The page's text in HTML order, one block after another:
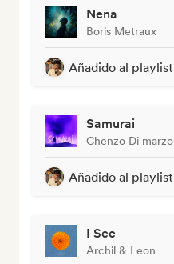
Nena
Boris Metraux
Añadido al playlist
Samurai
Chenzo Di marzo
Añadido al playlist
I See
Archil & Leon